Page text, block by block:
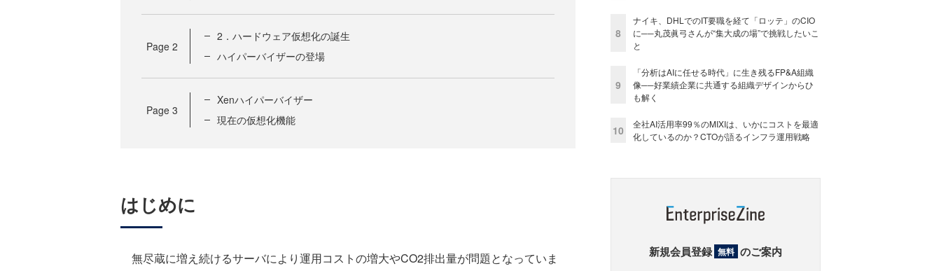
Page 2
2．ハードウェア仮想化の誕生
ハイパーバイザーの登場
Page 3
Xenハイパーバイザー
現在の仮想化機能
はじめに
無尽蔵に増え続けるサーバにより運用コストの増大やCO2排出量が問題となっていま
8
ナイキ、DHLでのIT要職を経て「ロッテ」のCIO
に──丸茂眞弓さんが“集大成の場”で挑戦したいこ
と
9
「分析はAIに任せる時代」に生き残るFP&A組織
像──好業績企業に共通する組織デザインからひ
も解く
10
全社AI活用率99％のMIXIは、いかにコストを最適
化しているのか？CTOが語るインフラ運用戦略
新規会員登録 無料 のご案内